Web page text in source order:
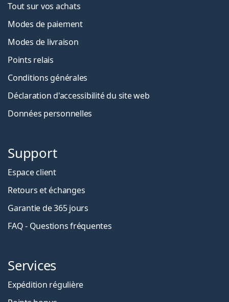
Tout sur vos achats
Modes de paiement
Modes de livraison
Points relais
Conditions générales
Déclaration d'accessibilité du site web
Données personnelles
Support
Espace client
Retours et échanges
Garantie de 365 jours
FAQ - Questions fréquentes
Services
Expédition régulière